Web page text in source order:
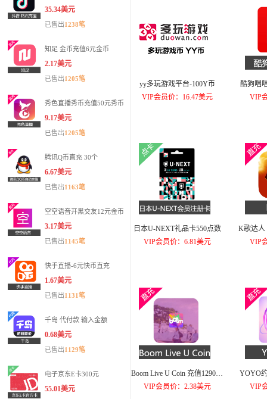
35.34美元
已售出1238笔
知足 金币充值6元金币
2.17美元
已售出1205笔
秀色直播秀币充值50元秀币
9.17美元
已售出1205笔
腾讯Q币直充 30个
6.67美元
已售出1163笔
空空语音开黑交友12元金币
3.17美元
已售出1145笔
快手直播-6元快币直充
1.67美元
已售出1131笔
千岛 代付款 输入金额
0.68美元
已售出1129笔
电子京东E卡300元
55.01美元
yy多玩游戏平台-100Y币
VIP会员价：16.47美元
酷狗唱
VIP
日本U-NEXT礼品卡550点数
VIP会员价：6.81美元
K歌达人
VIP
Boom Live U Coin 充值129032
U Coins
VIP会员价：2.38美元
YOYO
VIP